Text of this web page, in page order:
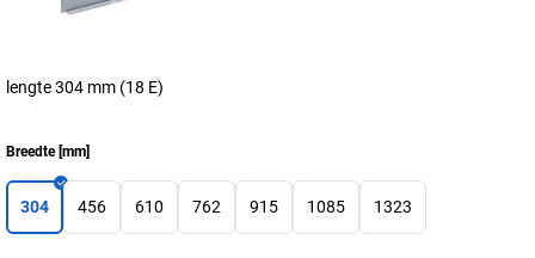
lengte 304 mm (18 E)
Breedte[mm]
304 456 610 762 915 1085 1323